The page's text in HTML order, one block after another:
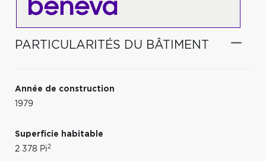
PARTICULARITÉS DU BÂTIMENT
Année de construction
1979
Superficie habitable
2 378 Pi2